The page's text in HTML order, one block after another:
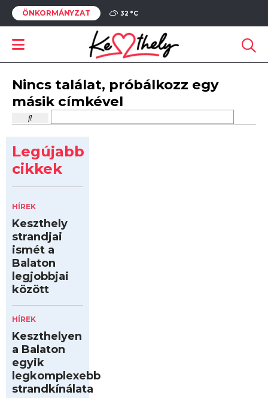
ÖNKORMÁNYZAT 32 °C
Nincs találat, próbálkozz egy
másik címkével
Legújabb
cikkek
HÍREK
Keszthely
strandjai
ismét a
Balaton
legjobbjai
között
HÍREK
Keszthelyen
a Balaton
egyik
legkomplexebb
strandkínálata